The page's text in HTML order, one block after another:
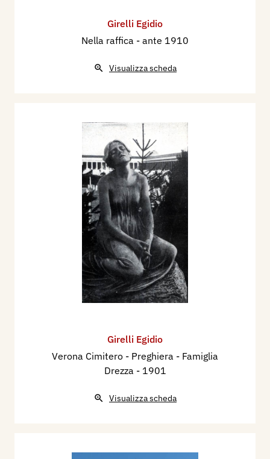
Girelli Egidio
Nella raffica - ante 1910
Visualizza scheda
Girelli Egidio
Verona Cimitero - Preghiera - Famiglia
Drezza - 1901
Visualizza scheda